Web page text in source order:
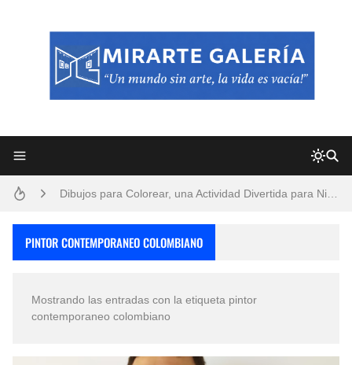
San Valentín Dibujos a Lápiz del 14 de Febrero
PINTOR CONTEMPORANEO COLOMBIANO
Mostrando las entradas con la etiqueta pintor
contemporaneo colombiano